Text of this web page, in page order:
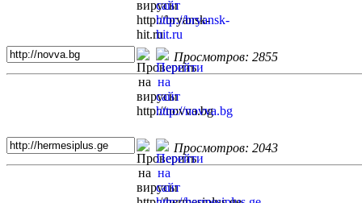
Просмотров: 2855
Просмотров: 2043